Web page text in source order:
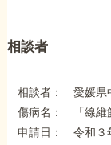
Q&A・相談
相談者
相談者： 愛媛県
傷病名： 「線維
申請日： 令和３